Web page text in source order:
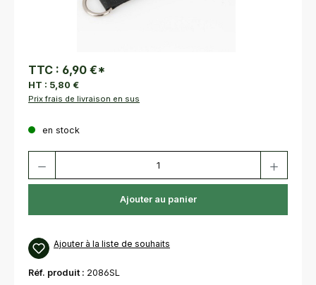
TTC : 6,90 €*
HT : 5,80 €
Prix frais de livraison en sus
en stock
Ajouter au panier
Ajouter à la liste de souhaits
Réf. produit : 2086SL